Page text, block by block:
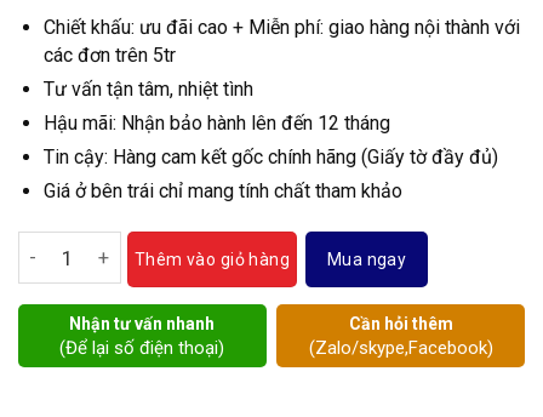
Chiết khấu: ưu đãi cao + Miễn phí: giao hàng nội thành với
các đơn trên 5tr
Tư vấn tận tâm, nhiệt tình
Hậu mãi: Nhận bảo hành lên đến 12 tháng
Tin cậy: Hàng cam kết gốc chính hãng (Giấy tờ đầy đủ)
Giá ở bên trái chỉ mang tính chất tham khảo
Thêm vào giỏ hàng Mua ngay
Nhận tư vấn nhanh
(Để lại số điện thoại)
Cần hỏi thêm
(Zalo/skype,Facebook)